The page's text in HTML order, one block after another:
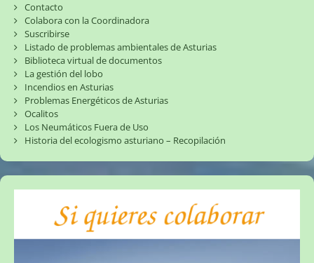
Contacto
Colabora con la Coordinadora
Suscribirse
Listado de problemas ambientales de Asturias
Biblioteca virtual de documentos
La gestión del lobo
Incendios en Asturias
Problemas Energéticos de Asturias
Ocalitos
Los Neumáticos Fuera de Uso
Historia del ecologismo asturiano – Recopilación